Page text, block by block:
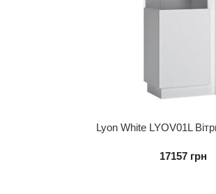
Lyon White LYOV01L
17157 грн